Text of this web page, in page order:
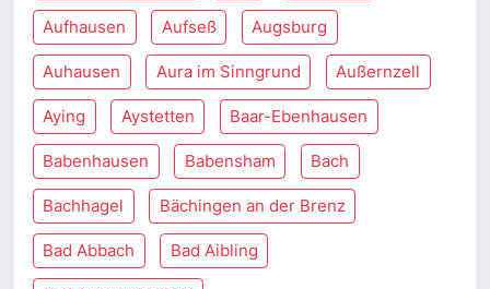
Aufhausen Aufseß Augsburg
Auhausen Aura im Sinngrund Außernzell
Aying Aystetten Baar-Ebenhausen
Babenhausen Babensham Bach
Bachhagel Bächingen an der Brenz
Bad Abbach Bad Aibling